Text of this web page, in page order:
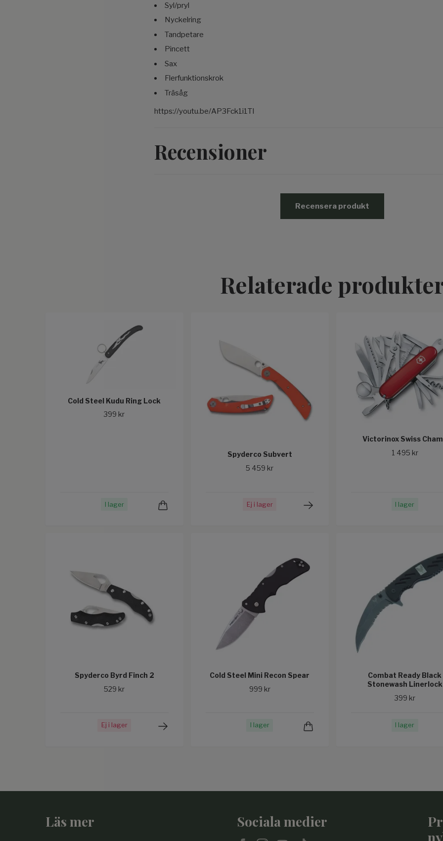
Syl/pryl
Nyckelring
Tandpetare
Pincett
Sax
Flerfunktionskrok
Träsåg
https://youtu.be/AP3Fck1i1TI
Recensioner
Recensera produkt
Relaterade
Cold Steel Kudu Ring Lock
399 kr
I lager
Spyderco Subvert
5 459 kr
Ej i lager
Victorinox Swiss
1 495 kr
I lager
Spyderco Byrd Finch 2
529 kr
Ej i lager
Cold Steel Mini Recon Spear
999 kr
I lager
Combat Ready Black
Stonewash Linerlock
399 kr
I lager
Läs mer Sociala medier